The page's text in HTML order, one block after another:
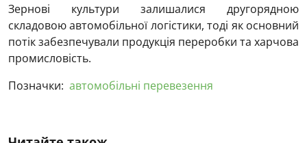
Зернові культури залишалися другорядною
складовою автомобільної логістики, тоді як основний
потік забезпечували продукція переробки та харчова
промисловість.
Позначки: автомобільні перевезення